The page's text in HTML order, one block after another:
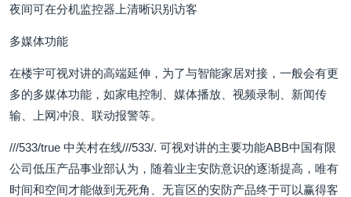
夜间可在分机监控器上清晰识别访客
多媒体功能
在楼宇可视对讲的高端延伸，为了与智能家居对接，一般会有更
多的多媒体功能，如家电控制、媒体播放、视频录制、新闻传
输、上网冲浪、联动报警等。
///533/true 中关村在线///533/. 可视对讲的主要功能ABB中国有限
公司低压产品事业部认为，随着业主安防意识的逐渐提高，唯有
时间和空间才能做到无死角、无盲区的安防产品终于可以赢得客